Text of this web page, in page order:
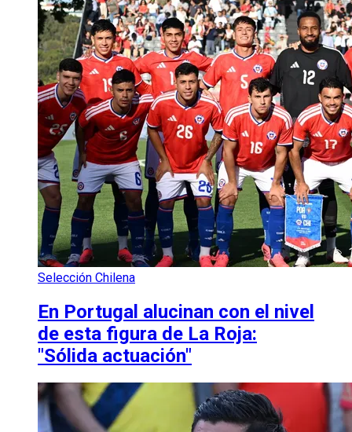
Selección Chilena
En Portugal alucinan con el nivel
de esta figura de La Roja:
"Sólida actuación"